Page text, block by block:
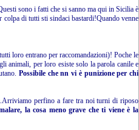
sono i fatti che si sanno ma qui in Sicilia è
colpa di tutti sti sindaci bastardi!Quando venne
loro entrano per raccomandazioni)! Poche le
animali, per loro esiste solo la parola canile e
Possibile che nn vi è punizione per chi
.Arriviamo perfino a fare tra noi turni di riposo
la cosa meno grave che ti viene è la